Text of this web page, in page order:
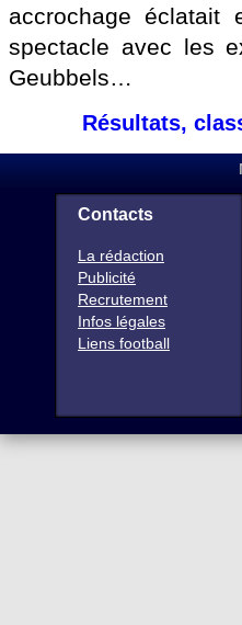
accrochage
spectacle avec les
Geubbels…
Résultats,
Contacts
La rédaction
Publicité
Recrutement
Infos légales
Liens football